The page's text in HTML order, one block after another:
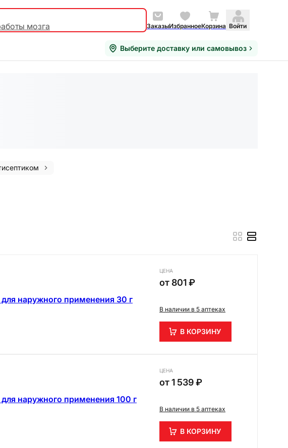
мозга ЗаказыИзбранноеКорзина Войти
Выберите доставку или самовывоз
наружного применения 30 г
ЦЕНА
от801 ₽
В наличии в 5 аптеках
В КОРЗИНУ
наружного применения 100 г
ЦЕНА
от1 539 ₽
В наличии в 5 аптеках
В КОРЗИНУ